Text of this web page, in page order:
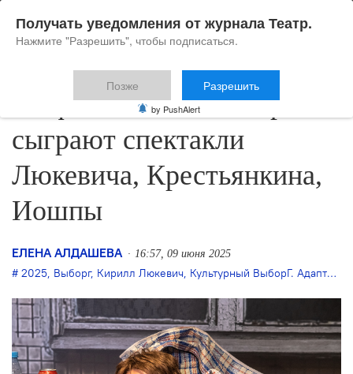
На фестивале в Выборге
сыграют спектакли
Люкевича, Крестьянкина,
Иошпы
ЕЛЕНА АЛДАШЕВА 16:57, 09 июня 2025
2025, Выборг, Кирилл Люкевич, Культурный ВыборГ. Адаптация
Получать уведомления от журнала Театр.
Нажмите "Разрешить", чтобы подписаться.
Позже Разрешить
by PushAlert